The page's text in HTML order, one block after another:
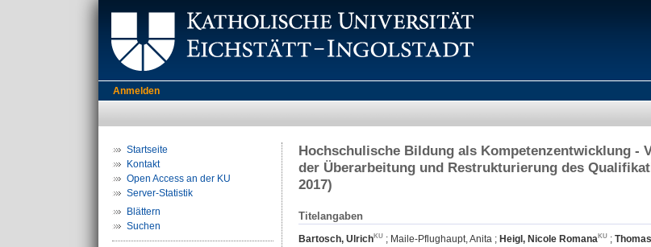
Anmelden
Startseite
Kontakt
Open Access an der KU
Server-Statistik
Blättern
Suchen
Hochschulische Bildung als Kompetenzentwicklung -
der Überarbeitung und Restrukturierung des
2017)
Titelangaben
Bartosch, Ulrich ; Maile-Pflughaupt, Anita ; Heigl, Nicole Romana ;